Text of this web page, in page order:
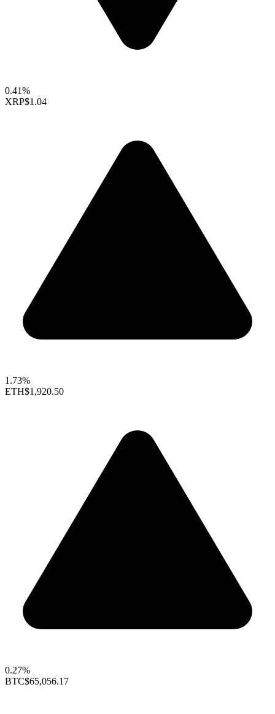
0.41%
XRP$1.04
1.73%
ETH$1,920.50
0.27%
BTC$65,056.17